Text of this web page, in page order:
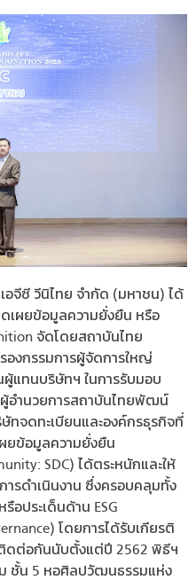
อจีซี วีนิไทย จำกัด (มหาชน) ได้
เผยข้อมูลความยั่งยืน หรือ
จัดโดยสถาบันไทย
งกรรมการผู้จัดการใหญ่
ผู้แทนบริษัทฯ ในการรับมอบ
ผู้อำนวยการสถาบันไทยพัฒน์
ทจดทะเบียนและองค์กรธุรกิจที่
ยข้อมูลความยั่งยืน
SDC) ได้ตระหนักและให้
รดำเนินงาน ซึ่งครอบคลุมทั้ง
อประเด็นด้าน ESG
โดยการได้รับเกียรติ
ติดต่อกันนับตั้งแต่ปี 2562 พิธีฯ
ชั้น 5 หอศิลปวัฒนธรรมแห่ง